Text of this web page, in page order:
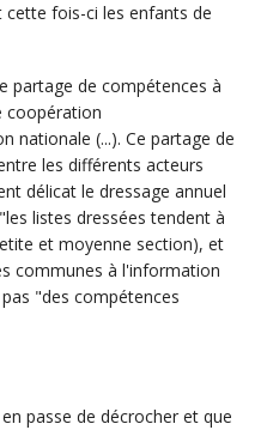
cette fois-ci les enfants de
partage de compétences à
coopération
nationale (...). Ce partage de
les différents acteurs
délicat le dressage annuel
listes dressées tendent à
et moyenne section), et
communes à l'information
"des compétences
passe de décrocher et que